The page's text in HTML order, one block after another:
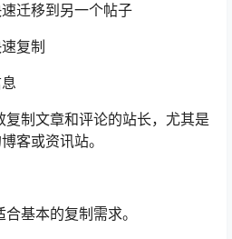
迁移到另一个帖子
复制
复制文章和评论的站长，尤其是
客或资讯站。
基本的复制需求。